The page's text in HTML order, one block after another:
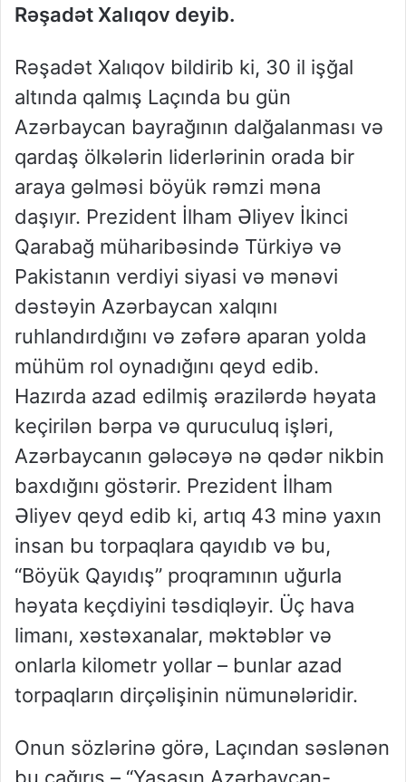
Rəşadət Xalıqov deyib.
Rəşadət Xalıqov bildirib ki, 30 il işğal
altında qalmış Laçında bu gün
Azərbaycan bayrağının dalğalanması və
qardaş ölkələrin liderlərinin orada bir
araya gəlməsi böyük rəmzi məna
daşıyır. Prezident İlham Əliyev İkinci
Qarabağ müharibəsində Türkiyə və
Pakistanın verdiyi siyasi və mənəvi
dəstəyin Azərbaycan xalqını
ruhlandırdığını və zəfərə aparan yolda
mühüm rol oynadığını qeyd edib.
Hazırda azad edilmiş ərazilərdə həyata
keçirilən bərpa və quruculuq işləri,
Azərbaycanın gələcəyə nə qədər nikbin
baxdığını göstərir. Prezident İlham
Əliyev qeyd edib ki, artıq 43 minə yaxın
insan bu torpaqlara qayıdıb və bu,
“Böyük Qayıdış” proqramının uğurla
həyata keçdiyini təsdiqləyir. Üç hava
limanı, xəstəxanalar, məktəblər və
onlarla kilometr yollar – bunlar azad
torpaqların dirçəlişinin nümunələridir.
Onun sözlərinə görə, Laçından səslənən
bu çağırış – “Yaşasın Azərbaycan-